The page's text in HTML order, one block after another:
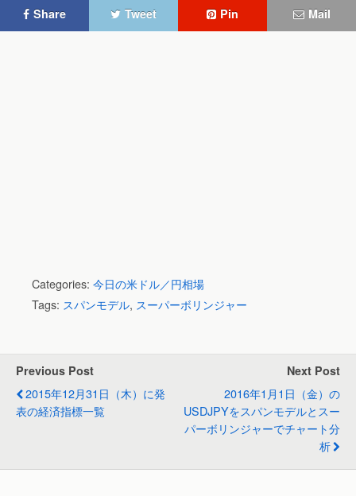
Share Tweet Pin Mail
Categories: 今日の米ドル／円相場
Tags: スパンモデル, スーパーボリンジャー
Previous Post
2015年12月31日（木）に発
表の経済指標一覧
Next Post
2016年1月1日（金）の
USDJPYをスパンモデルとスー
パーボリンジャーでチャート分
析